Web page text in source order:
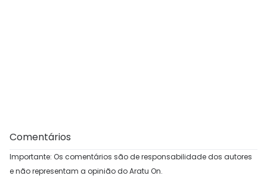
Comentários
Importante: Os comentários são de responsabilidade dos autores
e não representam a opinião do Aratu On.